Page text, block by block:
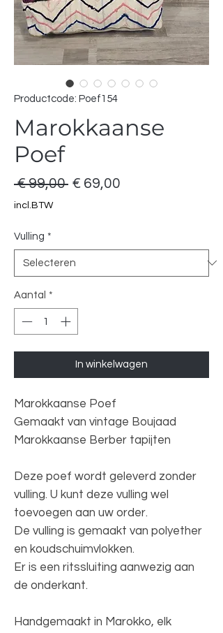
Productcode: Poef154
Marokkaanse
Poef
€ 99,00 Normale
€ 69,00
incl.BTW
Vulling *
Aantal *
In winkelwagen
Marokkaanse Poef
Gemaakt van vintage Boujaad
Marokkaanse Berber tapijten
Deze poef wordt geleverd zonder
vulling. U kunt deze vulling wel
toevoegen aan uw order.
De vulling is gemaakt van polyether
en koudschuimvlokken.
Er is een ritssluiting aanwezig aan
de onderkant.
Handgemaakt in Marokko, elk